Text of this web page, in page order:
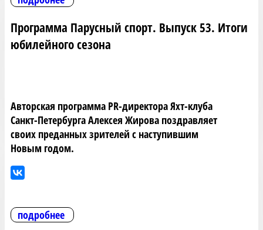
Программа Парусный спорт. Выпуск 53. Итоги
юбилейного сезона
Авторская программа PR-директора Яхт-клуба
Санкт-Петербурга Алексея Жирова поздравляет
своих преданных зрителей с наступившим
Новым годом.
подробнее